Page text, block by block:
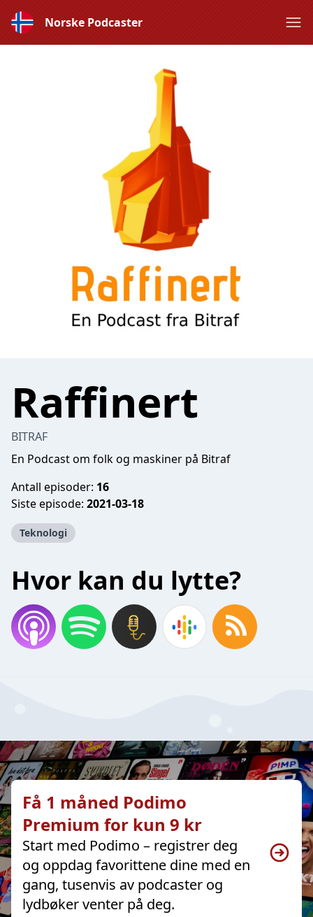
Norske Podcaster
Raffinert
BITRAF
En Podcast om folk og maskiner på Bitraf
Antall episoder: 16
Siste episode: 2021-03-18
Teknologi
Hvor kan du lytte?
Få 1 måned Podimo
Premium for kun 9 kr
Start med Podimo – registrer deg
og oppdag favorittene dine med en
gang, tusenvis av podcaster og
lydbøker venter på deg.